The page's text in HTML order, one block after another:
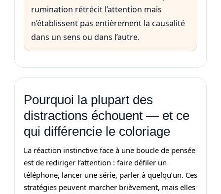
rumination rétrécit l’attention mais
n’établissent pas entièrement la causalité
dans un sens ou dans l’autre.
Pourquoi la plupart des
distractions échouent — et ce
qui différencie le coloriage
La réaction instinctive face à une boucle de pensée
est de rediriger l’attention : faire défiler un
téléphone, lancer une série, parler à quelqu’un. Ces
stratégies peuvent marcher brièvement, mais elles